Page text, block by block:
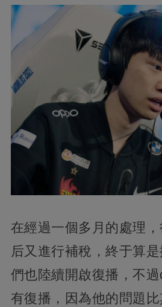
在經過一個多月的處理
后又進行補稅，終于算
們也陸續開啟復播，不
有復播，因為他的問題